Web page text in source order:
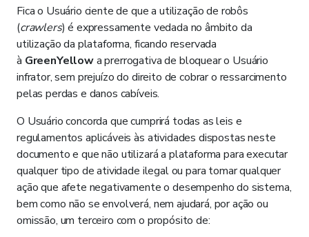
Fica o Usuário ciente de que a utilização de robôs
(crawlers) é expressamente vedada no âmbito da
utilização da plataforma, ficando reservada
à GreenYellowa prerrogativa de bloquear o Usuário
infrator, sem prejuízo do direito de cobrar o ressarcimento
pelas perdas e danos cabíveis.
O Usuário concorda que cumprirá todas as leis e
regulamentos aplicáveis às atividades dispostas neste
documento e que não utilizará a plataforma para executar
qualquer tipo de atividade ilegal ou para tomar qualquer
ação que afete negativamente o desempenho do sistema,
bem como não se envolverá, nem ajudará, por ação ou
omissão, um terceiro com o propósito de: